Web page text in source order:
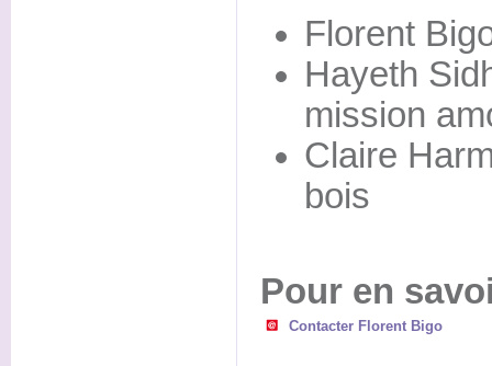
Florent
Hayeth
mission
Claire
bois
Pour en
Contacter Florent Bigo